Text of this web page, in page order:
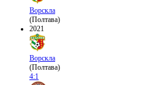
Ворскла
(Полтава)
2021
Ворскла
(Полтава)
4:1